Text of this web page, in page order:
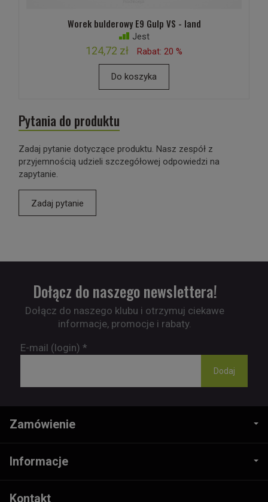
Worek bulderowy E9 Gulp VS - land
Jest
124,72 zł Rabat: 20 %
Do koszyka
Pytania do produktu
Zadaj pytanie dotyczące produktu. Nasz zespół z
przyjemnością udzieli szczegółowej odpowiedzi na
zapytanie.
Zadaj pytanie
Dołącz do naszego newslettera!
Dołącz do naszego klubu i otrzymuj ciekawe
informacje, promocje i rabaty.
E-mail (login) *
Zamówienie
Informacje
Kontakt